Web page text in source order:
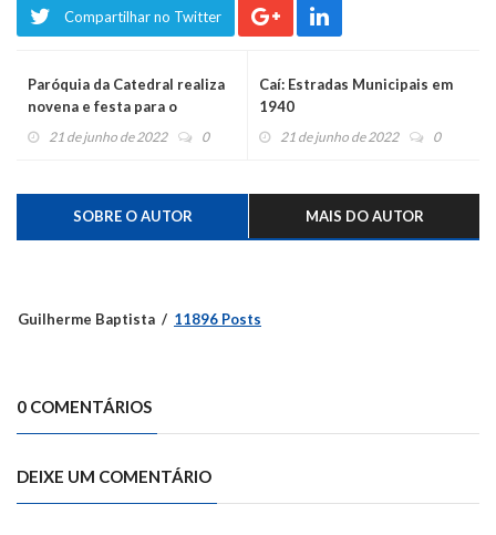
Compartilhar no Twitter
Paróquia da Catedral realiza
novena e festa para o
padroeiro
21 de junho de 2022 0
Caí: Estradas Municipais em
1940
21 de junho de 2022 0
SOBRE O AUTOR MAIS DO AUTOR
Guilherme Baptista 11896 Posts
0 COMENTÁRIOS
DEIXE UM COMENTÁRIO